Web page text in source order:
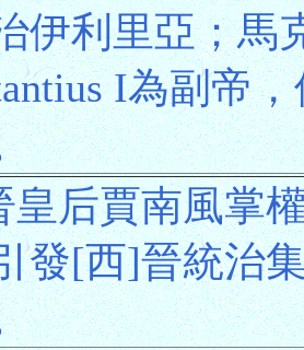
伊利里亞；馬
I為副帝
皇后賈南風掌
發[西]晉統治